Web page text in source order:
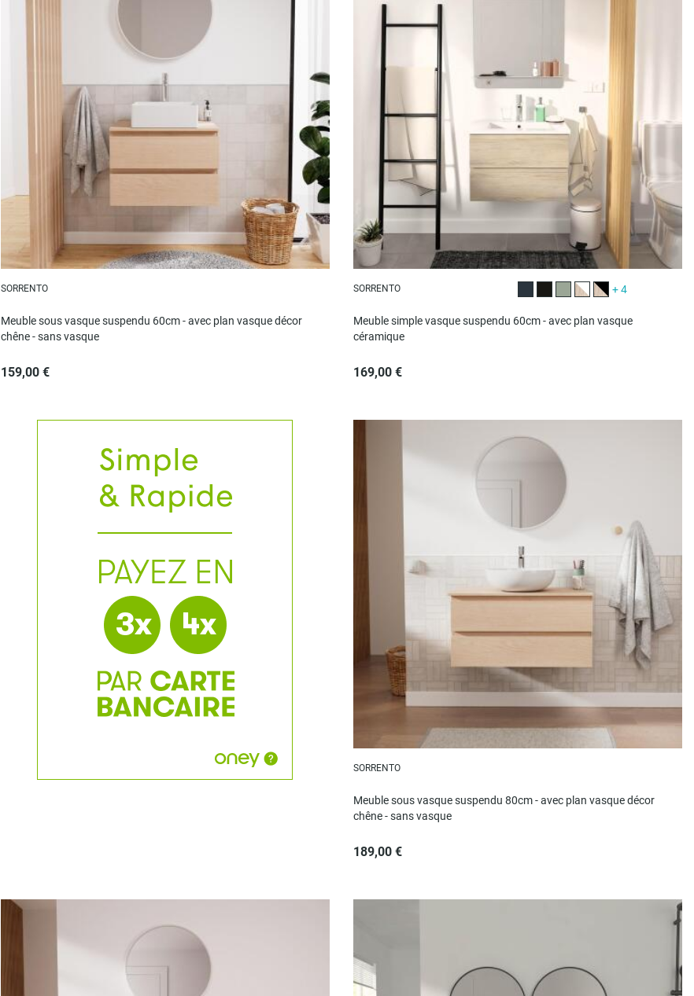
SORRENTO
Meuble sous vasque suspendu 60cm - avec plan vasque décor
chêne - sans vasque
159,00 €
SORRENTO
Décor chêne carbone
Noir satiné
Vert satiné
Décor chêne (vasque
Décor chêne
+ 4
Meuble simple vasque suspendu 60cm - avec plan vasque
céramique
169,00 €
SORRENTO
Meuble sous vasque suspendu 80cm - avec plan vasque décor
chêne - sans vasque
189,00 €